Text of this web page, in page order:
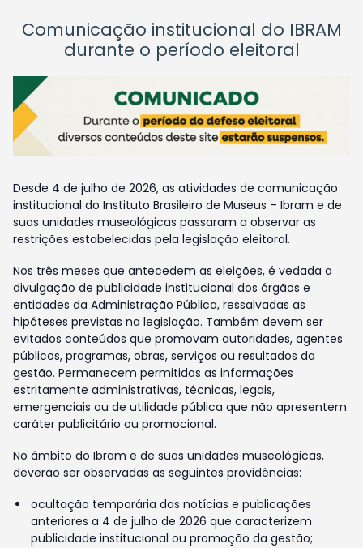
Comunicação institucional do IBRAM
durante o período eleitoral
Desde 4 de julho de 2026, as atividades de comunicação
institucional do Instituto Brasileiro de Museus – Ibram e de
suas unidades museológicas passaram a observar as
restrições estabelecidas pela legislação eleitoral.
Nos três meses que antecedem as eleições, é vedada a
divulgação de publicidade institucional dos órgãos e
entidades da Administração Pública, ressalvadas as
hipóteses previstas na legislação. Também devem ser
evitados conteúdos que promovam autoridades, agentes
públicos, programas, obras, serviços ou resultados da
gestão. Permanecem permitidas as informações
estritamente administrativas, técnicas, legais,
emergenciais ou de utilidade pública que não apresentem
caráter publicitário ou promocional.
No âmbito do Ibram e de suas unidades museológicas,
deverão ser observadas as seguintes providências:
ocultação temporária das notícias e publicações
anteriores a 4 de julho de 2026 que caracterizem
publicidade institucional ou promoção da gestão;